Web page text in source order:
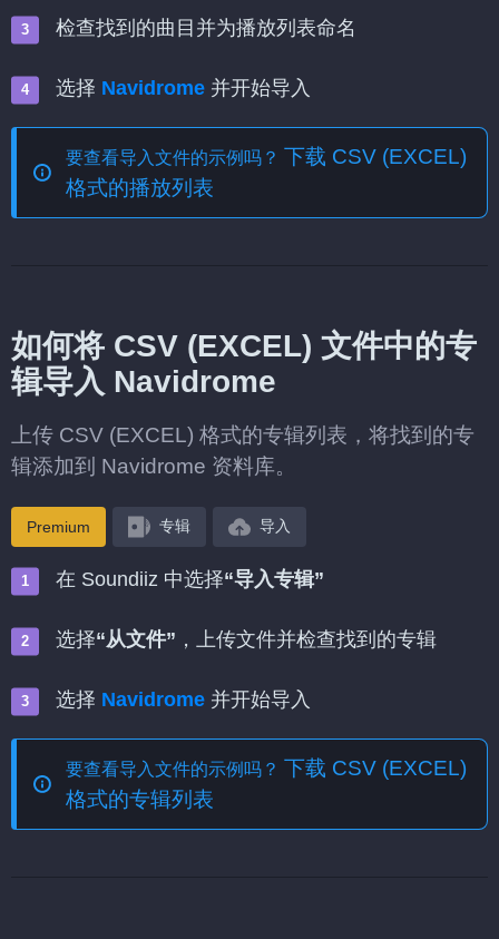
检查找到的曲目并为播放列表命名
选择 Navidrome 并开始导入
要查看导入文件的示例吗？ 下载 CSV (EXCEL)
格式的播放列表
如何将 CSV (EXCEL) 文件中的专
辑导入 Navidrome
上传 CSV (EXCEL) 格式的专辑列表，将找到的专
辑添加到 Navidrome 资料库。
Premium 专辑 导入
在 Soundiiz 中选择“导入专辑”
选择“从文件” ，上传文件并检查找到的专辑
选择 Navidrome 并开始导入
要查看导入文件的示例吗？ 下载 CSV (EXCEL)
格式的专辑列表